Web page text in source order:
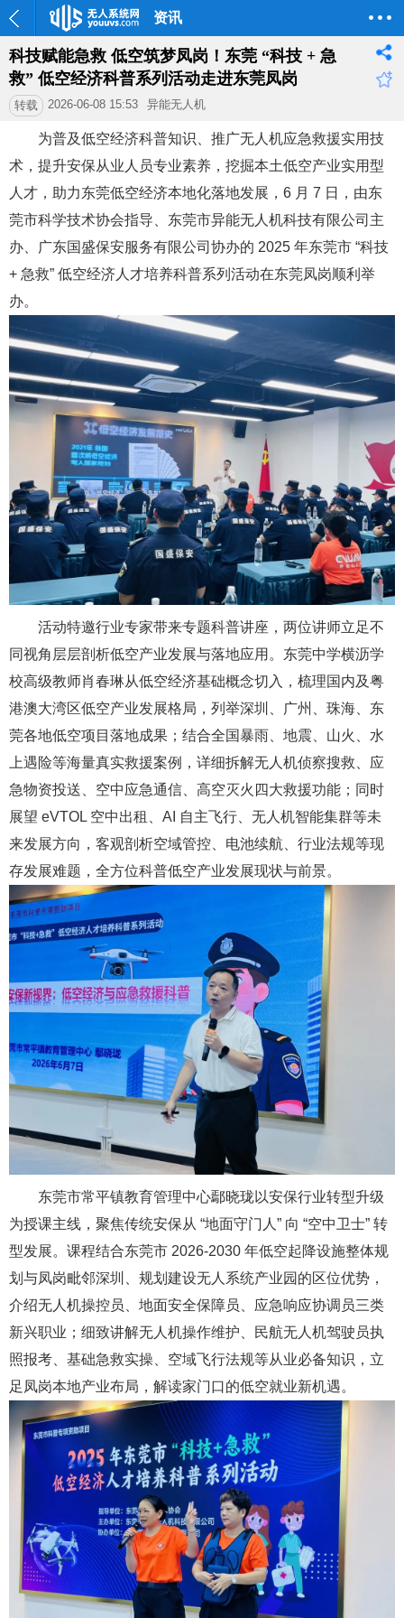
资讯
科技赋能急救 低空筑梦凤岗！东莞 “科技 + 急
救” 低空经济科普系列活动走进东莞凤岗
转载 2026-06-08 15:53 异能无人机
为普及低空经济科普知识、推广无人机应急救援实用技
术，提升安保从业人员专业素养，挖掘本土低空产业实用型
人才，助力东莞低空经济本地化落地发展，6 月 7 日，由东
莞市科学技术协会指导、东莞市异能无人机科技有限公司主
办、广东国盛保安服务有限公司协办的 2025 年东莞市 “科技
+ 急救” 低空经济人才培养科普系列活动在东莞凤岗顺利举
办。
活动特邀行业专家带来专题科普讲座，两位讲师立足不
同视角层层剖析低空产业发展与落地应用。东莞中学横沥学
校高级教师肖春琳从低空经济基础概念切入，梳理国内及粤
港澳大湾区低空产业发展格局，列举深圳、广州、珠海、东
莞各地低空项目落地成果；结合全国暴雨、地震、山火、水
上遇险等海量真实救援案例，详细拆解无人机侦察搜救、应
急物资投送、空中应急通信、高空灭火四大救援功能；同时
展望 eVTOL 空中出租、AI 自主飞行、无人机智能集群等未
来发展方向，客观剖析空域管控、电池续航、行业法规等现
存发展难题，全方位科普低空产业发展现状与前景。
东莞市常平镇教育管理中心鄢晓珑以安保行业转型升级
为授课主线，聚焦传统安保从 “地面守门人” 向 “空中卫士” 转
型发展。课程结合东莞市 2026-2030 年低空起降设施整体规
划与凤岗毗邻深圳、规划建设无人系统产业园的区位优势，
介绍无人机操控员、地面安全保障员、应急响应协调员三类
新兴职业；细致讲解无人机操作维护、民航无人机驾驶员执
照报考、基础急救实操、空域飞行法规等从业必备知识，立
足凤岗本地产业布局，解读家门口的低空就业新机遇。